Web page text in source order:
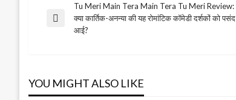
Post
Previous
Tu Meri Main Tera Main Tera Tu Meri Review:
क्या कार्तिक-अनन्या की यह रोमांटिक कॉमेडी दर्शकों को पसंद
आई?
YOU MIGHT ALSO LIKE